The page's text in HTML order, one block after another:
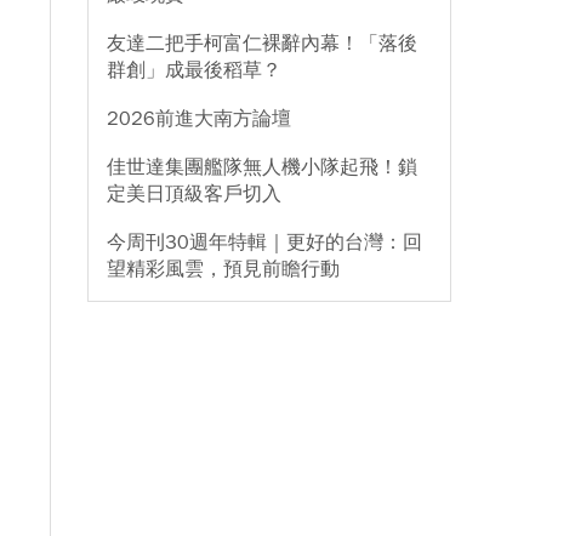
友達二把手柯富仁裸辭內幕！「落後
群創」成最後稻草？
2026前進大南方論壇
佳世達集團艦隊無人機小隊起飛！鎖
定美日頂級客戶切入
今周刊30週年特輯｜更好的台灣：回
望精彩風雲，預見前瞻行動